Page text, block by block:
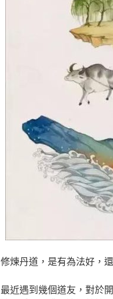
修煉丹道，是有為法好，
最近遇到幾個道友，對於